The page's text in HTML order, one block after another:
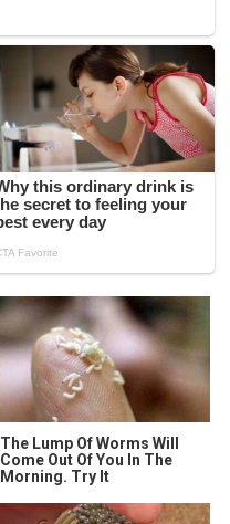
The Lump Of Worms Will
Come Out Of You In The
Morning. Try It